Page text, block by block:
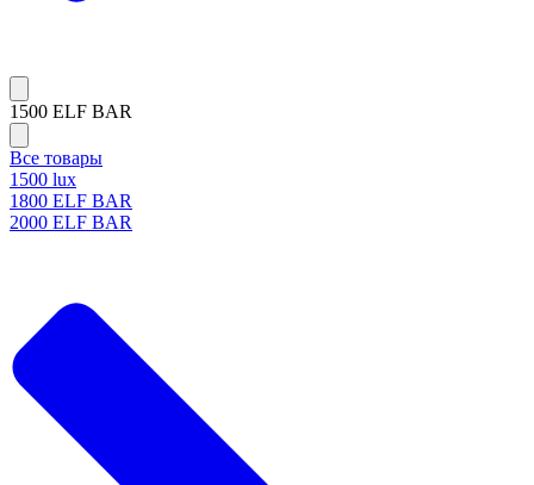
1500 ELF BAR
Все товары
1500 lux
1800 ELF BAR
2000 ELF BAR